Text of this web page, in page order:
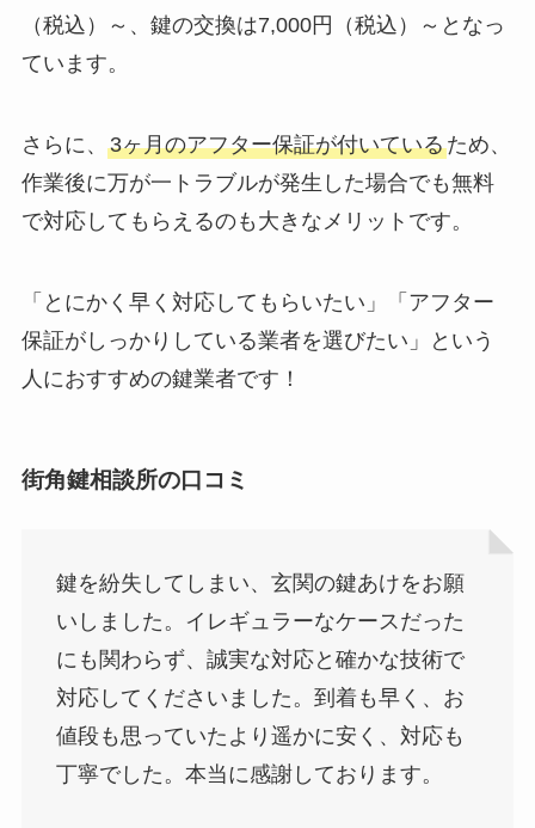
（税込）～、鍵の交換は7,000円（税込）～となっ
ています。
さらに、 3ヶ月のアフター保証が付いているため、
作業後に万が一トラブルが発生した場合でも無料
で対応してもらえるのも大きなメリットです。
「とにかく早く対応してもらいたい」「アフター
保証がしっかりしている業者を選びたい」という
人におすすめの鍵業者です！
街角鍵相談所の口コミ
鍵を紛失してしまい、玄関の鍵あけをお願
いしました。イレギュラーなケースだった
にも関わらず、誠実な対応と確かな技術で
対応してくださいました。到着も早く、お
値段も思っていたより遥かに安く、対応も
丁寧でした。本当に感謝しております。